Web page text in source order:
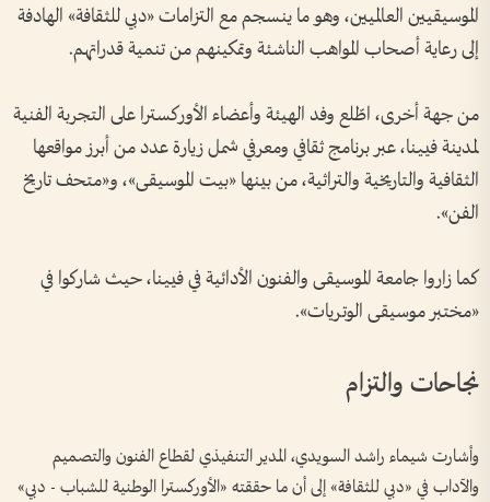
الموسيقيين العالميين، وهو ما ينسجم مع التزامات «دبي للثقافة» الهادفة
إلى رعاية أصحاب المواهب الناشئة وتمكينهم من تنمية قدراتهم.
من جهة أخرى، اطّلع وفد الهيئة وأعضاء الأوركسترا على التجربة الفنية
لمدينة فيينا، عبر برنامج ثقافي ومعرفي شمل زيارة عدد من أبرز مواقعها
الثقافية والتاريخية والتراثية، من بينها «بيت الموسيقى»، و«متحف تاريخ
الفن».
كما زاروا جامعة الموسيقى والفنون الأدائية في فيينا، حيث شاركوا في
«مختبر موسيقى الوتريات».
نجاحات والتزام
وأشارت شيماء راشد السويدي، المدير التنفيذي لقطاع الفنون والتصميم
والآداب في «دبي للثقافة» إلى أن ما حققته «الأوركسترا الوطنية للشباب - دبي»